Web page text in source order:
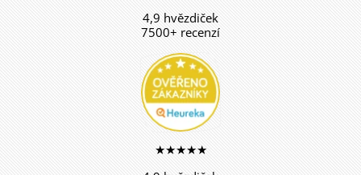
4,9 hvězdiček
7500+ recenzí
★★★★★